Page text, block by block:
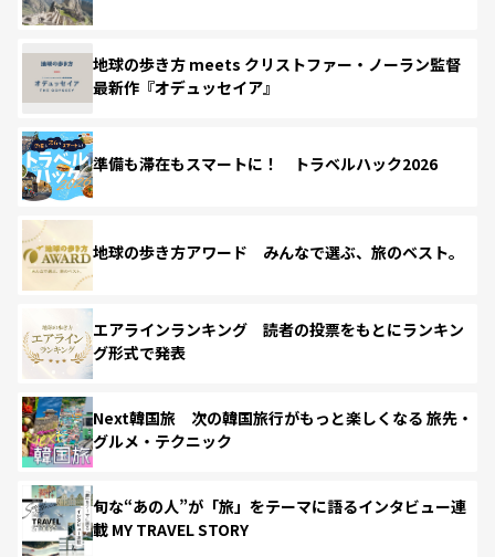
地球の歩き方 meets クリストファー・ノーラン監督
最新作『オデュッセイア』
準備も滞在もスマートに！ トラベルハック2026
地球の歩き方アワード みんなで選ぶ、旅のベスト。
エアラインランキング 読者の投票をもとにランキン
グ形式で発表
Next韓国旅 次の韓国旅行がもっと楽しくなる 旅先・
グルメ・テクニック
旬な“あの人”が「旅」をテーマに語るインタビュー連
載 MY TRAVEL STORY